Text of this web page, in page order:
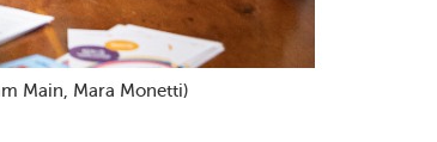
Main, Mara Monetti)